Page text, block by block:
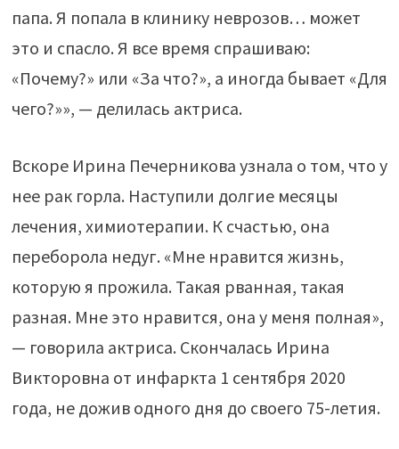
папа. Я попала в клинику неврозов… может
это и спасло. Я все время спрашиваю:
«Почему?» или «За что?», а иногда бывает «Для
чего?»», — делилась актриса.
Вскоре Ирина Печерникова узнала о том, что у
нее рак горла. Наступили долгие месяцы
лечения, химиотерапии. К счастью, она
переборола недуг. «Мне нравится жизнь,
которую я прожила. Такая рванная, такая
разная. Мне это нравится, она у меня полная»,
— говорила актриса. Скончалась Ирина
Викторовна от инфаркта 1 сентября 2020
года, не дожив одного дня до своего 75-летия.